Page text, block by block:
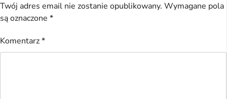
Twój adres email nie zostanie opublikowany. Wymagane pola
są oznaczone *
Komentarz*